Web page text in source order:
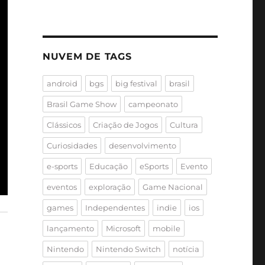
NUVEM DE TAGS
android bgs big festival brasil
Brasil Game Show campeonato
Clássicos Criação de Jogos Cultura
Curiosidades desenvolvimento
e-sports Educação eSports Evento
eventos exploração Game Nacional
games Independentes indie ios
lançamento Microsoft mobile
Nintendo Nintendo Switch notícia